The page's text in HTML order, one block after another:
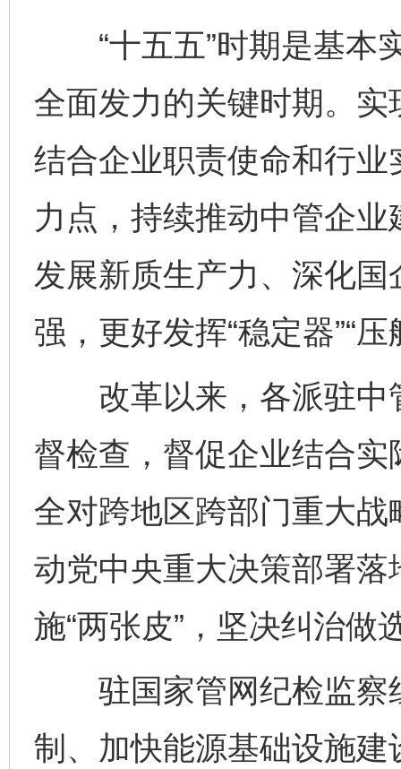
“十五五”时期是基本
全面发力的关键时期。实
结合企业职责使命和行
力点，持续推动中管企
发展新质生产力、深化
强，更好发挥“稳定器”“
改革以来，各派驻中
督检查，督促企业结合
全对跨地区跨部门重大
动党中央重大决策部署
施“两张皮”，坚决纠治做
驻国家管网纪检监察
制、加快能源基础设施